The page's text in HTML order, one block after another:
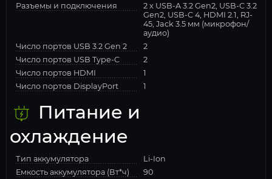
Разъемы и подключения
2 x USB-A 3.2 Gen2, USB-C 3.2
Gen2, USB-C 4, HDMI 2.1, RJ-
45, Jack 3.5 мм (микрофон/
аудио)
Число портов USB 3.2 Gen 2
2
Число портов USB Type-C
2
Число портов HDMI
1
Число портов DisplayPort
1
Питание и
охлаждение
Тип аккумулятора
Li-Ion
Емкость аккумулятора (Вт*ч)
90